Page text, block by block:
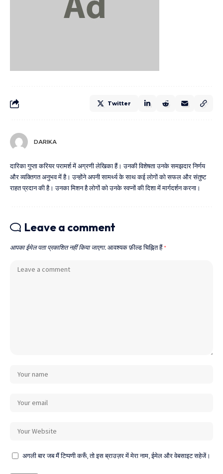
Twitter
DARIKA
दारिका गुप्ता करियर परामर्श में अग्रणी लेखिका हैं। उनकी विशेषता उनके समझदार निर्णय
और व्यक्तिगत अनुभव में है। उन्होंने अपनी सामर्थ्य के साथ कई लोगों को सफल और संतुष्ट
राहत प्रदान की है। उनका मिशन है लोगों को उनके स्वप्नों की दिशा में मार्गदर्शन करना।
Leave a comment
आपका ईमेल पता प्रकाशित नहीं किया जाएगा. आवश्यक फ़ील्ड चिह्नित हैं *
अगली बार जब मैं टिप्पणी करूँ, तो इस ब्राउज़र में मेरा नाम, ईमेल और वेबसाइट सहेजें।